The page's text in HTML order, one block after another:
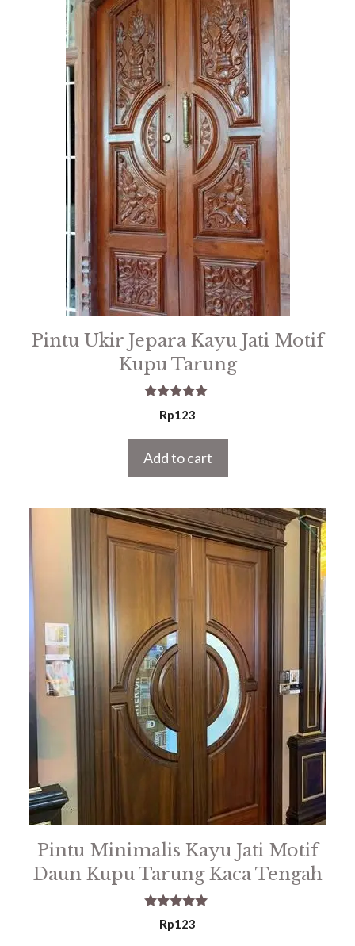
Pintu Ukir Jepara Kayu Jati Motif
Kupu Tarung
5.00
out of 5
Rp123
Add to cart
Pintu Minimalis Kayu Jati Motif
Daun Kupu Tarung Kaca Tengah
5.00
out of 5
Rp123